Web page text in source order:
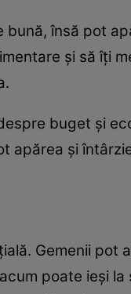
însă pot
și să îți
buget și
apărea și
Gemenii
poate ieși